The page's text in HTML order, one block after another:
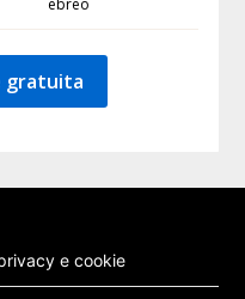
ebreo
gratuita
e cookie